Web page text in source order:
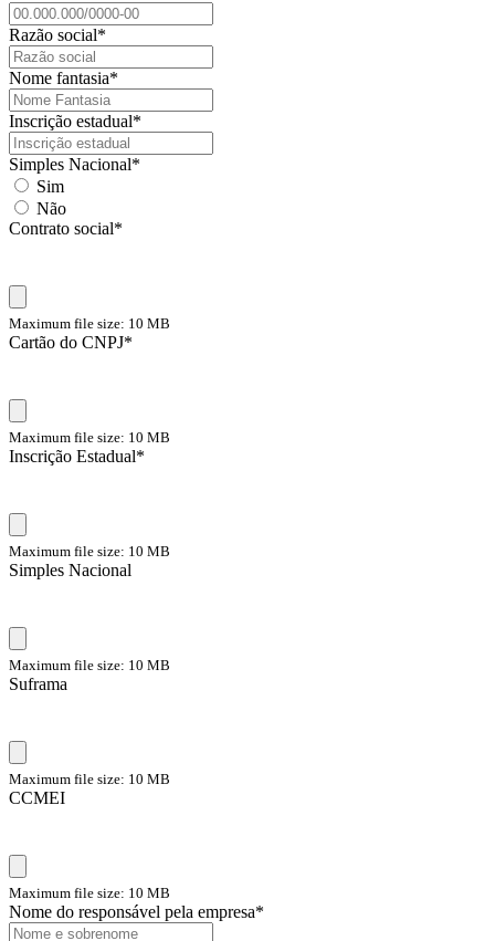
Razão social*
Nome fantasia*
Inscrição estadual*
Simples Nacional*
Sim
Não
Contrato social*
Maximum file size: 10 MB
Cartão do CNPJ*
Maximum file size: 10 MB
Inscrição Estadual*
Maximum file size: 10 MB
Simples Nacional
Maximum file size: 10 MB
Suframa
Maximum file size: 10 MB
CCMEI
Maximum file size: 10 MB
Nome do responsável pela empresa*